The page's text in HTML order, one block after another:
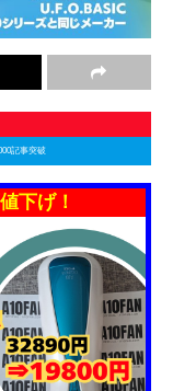
記事突破
下げ！